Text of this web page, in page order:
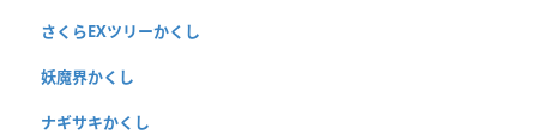
さくらEXツリーかくし
妖魔界かくし
ナギサキかくし